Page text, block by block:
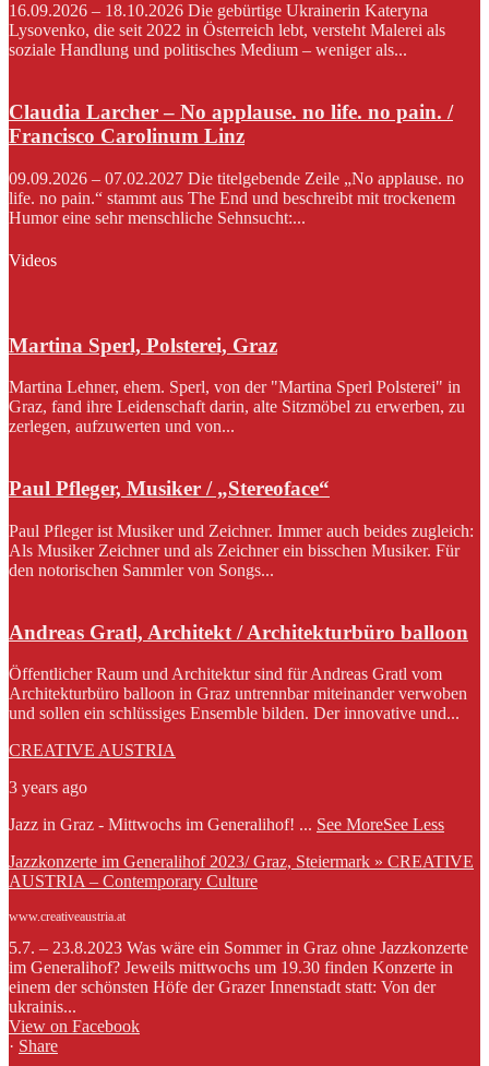
16.09.2026 – 18.10.2026 Die gebürtige Ukrainerin Kateryna
Lysovenko, die seit 2022 in Österreich lebt, versteht Malerei als
soziale Handlung und politisches Medium – weniger als...
Claudia Larcher – No applause. no life. no pain. /
Francisco Carolinum Linz
09.09.2026 – 07.02.2027 Die titelgebende Zeile „No applause. no
life. no pain.“ stammt aus The End und beschreibt mit trockenem
Humor eine sehr menschliche Sehnsucht:...
Videos
Martina Sperl, Polsterei, Graz
Martina Lehner, ehem. Sperl, von der "Martina Sperl Polsterei" in
Graz, fand ihre Leidenschaft darin, alte Sitzmöbel zu erwerben, zu
zerlegen, aufzuwerten und von...
Paul Pfleger, Musiker / „Stereoface“
Paul Pfleger ist Musiker und Zeichner. Immer auch beides zugleich:
Als Musiker Zeichner und als Zeichner ein bisschen Musiker. Für
den notorischen Sammler von Songs...
Andreas Gratl, Architekt / Architekturbüro balloon
Öffentlicher Raum und Architektur sind für Andreas Gratl vom
Architekturbüro balloon in Graz untrennbar miteinander verwoben
und sollen ein schlüssiges Ensemble bilden. Der innovative und...
CREATIVE AUSTRIA
3 years ago
Jazz in Graz - Mittwochs im Generalihof! ... See MoreSee Less
Jazzkonzerte im Generalihof 2023/ Graz, Steiermark » CREATIVE
AUSTRIA – Contemporary Culture
www.creativeaustria.at
5.7. – 23.8.2023 Was wäre ein Sommer in Graz ohne Jazzkonzerte
im Generalihof? Jeweils mittwochs um 19.30 finden Konzerte in
einem der schönsten Höfe der Grazer Innenstadt statt: Von der
ukrainis...
View on Facebook
· Share